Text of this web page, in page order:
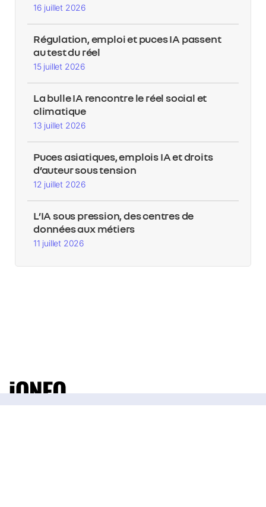
16 juillet 2026
Régulation, emploi et puces IA passent
au test du réel
15 juillet 2026
La bulle IA rencontre le réel social et
climatique
13 juillet 2026
Puces asiatiques, emplois IA et droits
d’auteur sous tension
12 juillet 2026
L’IA sous pression, des centres de
données aux métiers
11 juillet 2026